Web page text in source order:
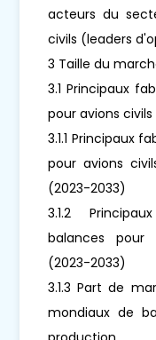
acteurs du
civils (leaders
3 Taille du
3.1 Principaux
pour avions
3.1.1 Principaux
pour avions
(2023-2033)
3.1.2
balances pour
(2023-2033)
3.1.3 Part de
mondiaux de